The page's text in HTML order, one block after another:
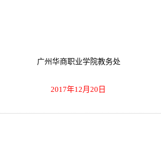
广州华商职业学院教务处
2017年12月 20 日